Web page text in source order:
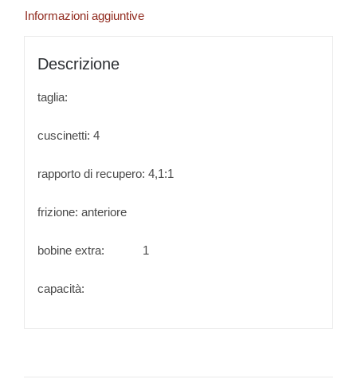
Informazioni aggiuntive
Descrizione
taglia:
cuscinetti: 4
rapporto di recupero: 4,1:1
frizione: anteriore
bobine extra: 1
capacità: